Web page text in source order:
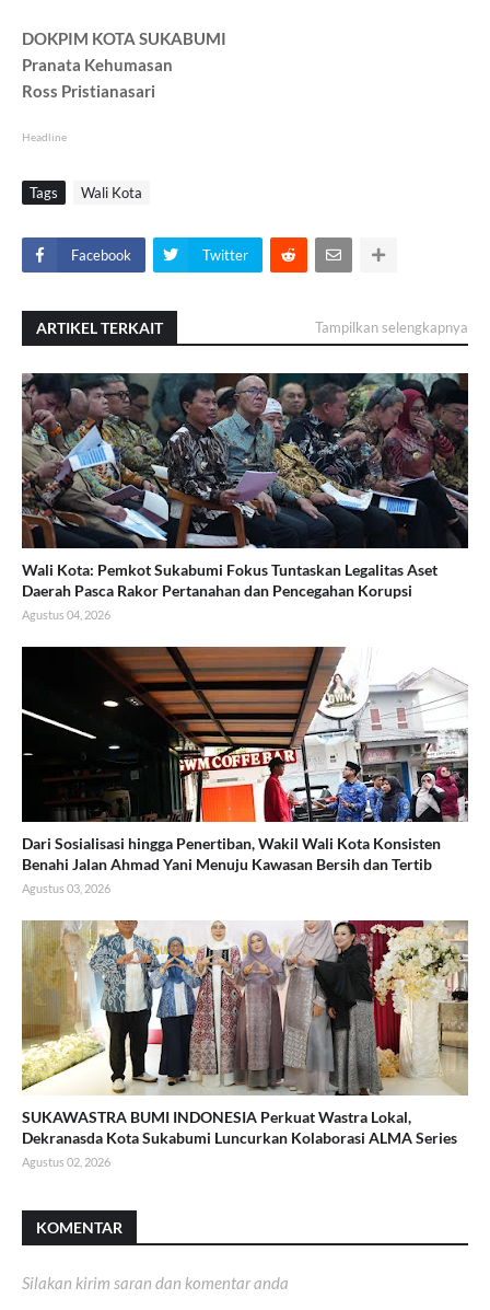
DOKPIM KOTA SUKABUMI
Pranata Kehumasan
Ross Pristianasari
Headline
Tags Wali Kota
Facebook Twitter
ARTIKEL TERKAIT Tampilkan selengkapnya
Wali Kota: Pemkot Sukabumi Fokus Tuntaskan Legalitas Aset
Daerah Pasca Rakor Pertanahan dan Pencegahan Korupsi
Agustus 04, 2026
Dari Sosialisasi hingga Penertiban, Wakil Wali Kota Konsisten
Benahi Jalan Ahmad Yani Menuju Kawasan Bersih dan Tertib
Agustus 03, 2026
SUKAWASTRA BUMI INDONESIA Perkuat Wastra Lokal,
Dekranasda Kota Sukabumi Luncurkan Kolaborasi ALMA Series
Agustus 02, 2026
KOMENTAR
Silakan kirim saran dan komentar anda